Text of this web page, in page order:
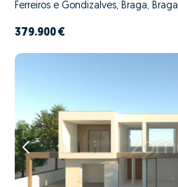
Ferreiros e Gondizalves, Braga, Braga
379.900 €